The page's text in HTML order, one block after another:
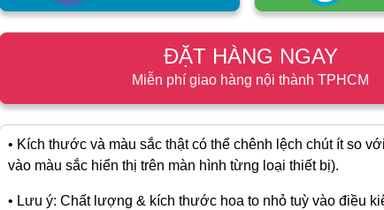
ĐẶT HÀNG NGAY
Miễn phí giao hàng nội thành TPHCM
• Kích thước và màu sắc thật có thể chênh lệch chút ít so
vào màu sắc hiển thị trên màn hình từng loại thiết bị).
• Lưu ý: Chất lượng & kích thước hoa to nhỏ tuỳ vào điều